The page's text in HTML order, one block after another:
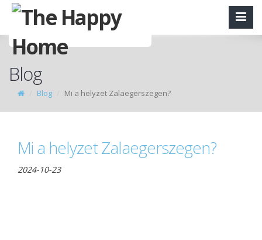
Blog
Blog Mi a helyzet Zalaegerszegen?
Mi a helyzet Zalaegerszegen?
2024-10-23